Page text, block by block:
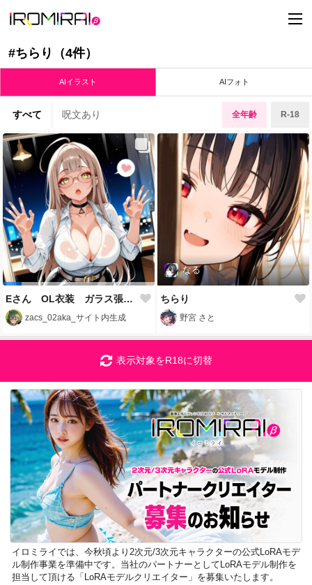
t
o
e
v
i
g
a
n
#ちらり（4件）
AIイラスト AIフォト
すべて 呪文あり 全年齢 R-18
Eさん OL衣装 ガラス張り付き
zacs_02aka_サイト内生成
なる
ちらり
野宮 さと
表示対象をR18に切替
イロミライでは、今秋頃より2次元/3次元キャラクターの公式LoRAモデ
ル制作事業を準備中です。当社のパートナーとしてLoRAモデル制作を
担当して頂ける「LoRAモデルクリエイター」を募集いたします。